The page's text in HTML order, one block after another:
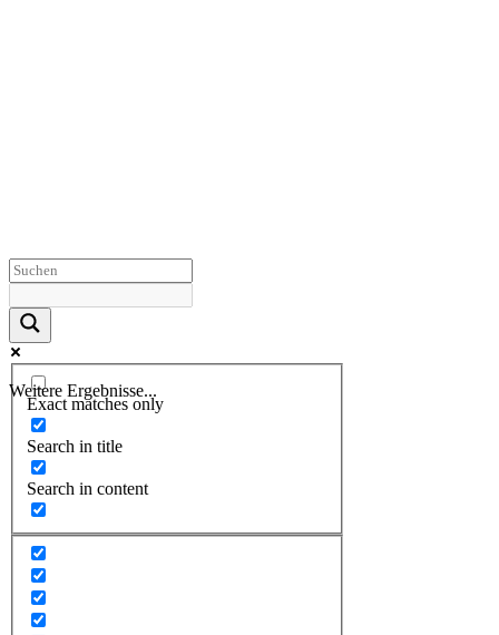
Weitere Ergebnisse...
Exact matches only
Search in title
Search in content